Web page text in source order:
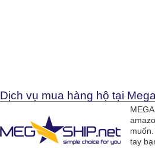
Dịch vụ mua hàng hộ tại
tay